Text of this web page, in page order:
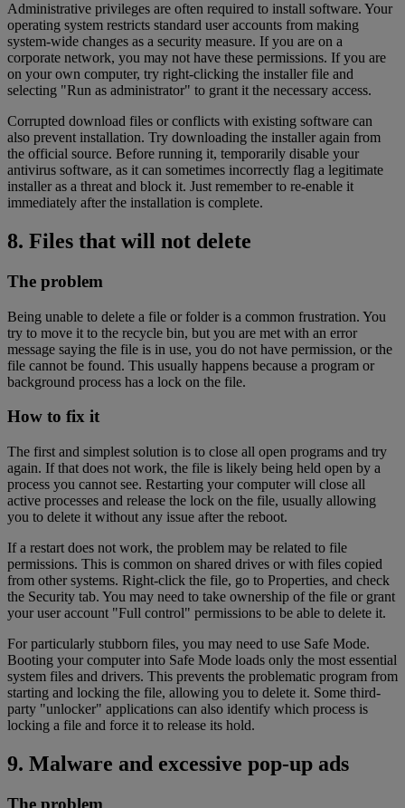
Administrative privileges are often required to install software. Your
operating system restricts standard user accounts from making
system-wide changes as a security measure. If you are on a
corporate network, you may not have these permissions. If you are
on your own computer, try right-clicking the installer file and
selecting "Run as administrator" to grant it the necessary access.
Corrupted download files or conflicts with existing software can
also prevent installation. Try downloading the installer again from
the official source. Before running it, temporarily disable your
antivirus software, as it can sometimes incorrectly flag a legitimate
installer as a threat and block it. Just remember to re-enable it
immediately after the installation is complete.
8. Files that will not delete
The problem
Being unable to delete a file or folder is a common frustration. You
try to move it to the recycle bin, but you are met with an error
message saying the file is in use, you do not have permission, or the
file cannot be found. This usually happens because a program or
background process has a lock on the file.
How to fix it
The first and simplest solution is to close all open programs and try
again. If that does not work, the file is likely being held open by a
process you cannot see. Restarting your computer will close all
active processes and release the lock on the file, usually allowing
you to delete it without any issue after the reboot.
If a restart does not work, the problem may be related to file
permissions. This is common on shared drives or with files copied
from other systems. Right-click the file, go to Properties, and check
the Security tab. You may need to take ownership of the file or grant
your user account "Full control" permissions to be able to delete it.
For particularly stubborn files, you may need to use Safe Mode.
Booting your computer into Safe Mode loads only the most essential
system files and drivers. This prevents the problematic program from
starting and locking the file, allowing you to delete it. Some third-
party "unlocker" applications can also identify which process is
locking a file and force it to release its hold.
9. Malware and excessive pop-up ads
The problem